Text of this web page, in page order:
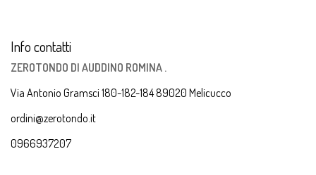
Info contatti
ZEROTONDO DI AUDDINO ROMINA .
Via Antonio Gramsci 180-182-184 89020 Melicucco
ordini@zerotondo.it
0966937207